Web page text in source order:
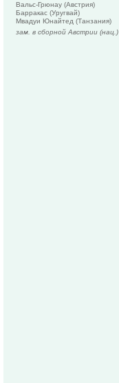
Вальс-Грюнау (Австрия)
Барракас (Уругвай)
Мвадуи Юнайтед (Танзания)
зам. в сборной Австрии (нац.)